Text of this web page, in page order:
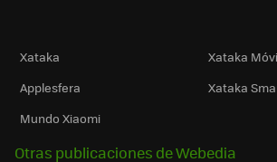
Xataka
Xataka
Applesfera
Xataka
Mundo Xiaomi
Otras publicaciones de Webedia